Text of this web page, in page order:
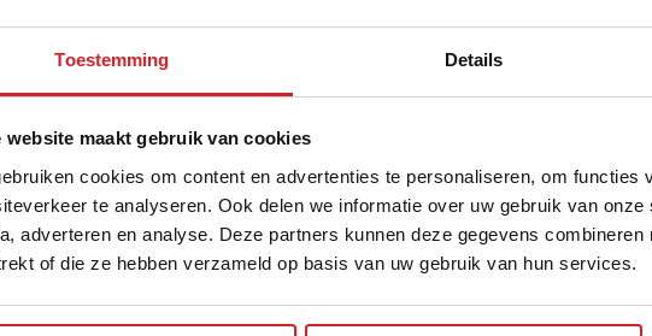
Toestemming Details
website maakt gebruik van cookies
cookies om content en advertenties te personaliseren, om functies
te analyseren. Ook delen we informatie over uw gebruik van
adverteren en analyse. Deze partners kunnen deze gegevens
of die ze hebben verzameld op basis van uw gebruik van hun services.
31 mei 2024| 3 min